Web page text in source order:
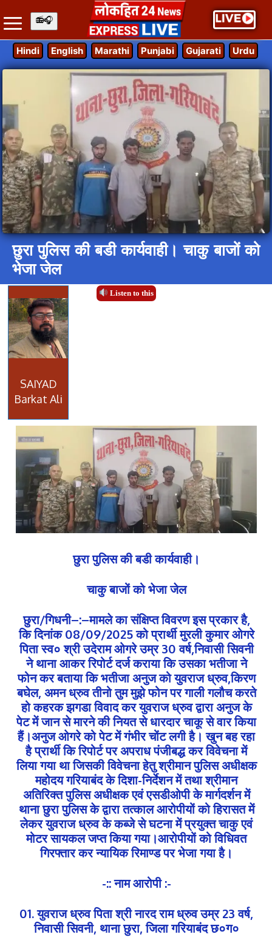
Hindi English Marathi Punjabi Gujarati Urdu
छुरा पुलिस की बडी कार्यवाही। चाकु बाजों को
भेजा जेल
Listen to this
SAIYAD
Barkat Ali
छुरा पुलिस की बडी कार्यवाही।
चाकु बाजों को भेजा जेल
छुरा/गिधनी–:–मामले का संक्षिप्त विवरण इस प्रकार है,
कि दिनांक 08/09/2025 को प्रार्थी मुरली कुमार ओगरे
पिता स्व० श्री उदेराम ओगरे उम्र 30 वर्ष,निवासी सिवनी
ने थाना आकर रिपोर्ट दर्ज कराया कि उसका भतीजा ने
फोन कर बताया कि भतीजा अनुज को युवराज ध्रुव,किरण
बघेल, अमन ध्रुव तीनो तुम मुझे फोन पर गाली गलौच करते
हो कहरक झगडा विवाद कर युवराज ध्रुव द्वारा अनुज के
पेट में जान से मारने की नियत से धारदार चाकू से वार किया
हैं।अनुज ओगरे को पेट में गंभीर चोंट लगी है। खुन बह रहा
है प्रार्थी कि रिपोर्ट पर अपराध पंजीबद्ध कर विवेचना में
लिया गया था जिसकी विवेचना हेतु श्रीमान पुलिस अधीक्षक
महोदय गरियाबंद के दिशा-निर्देशन में तथा श्रीमान
अतिरिक्त पुलिस अधीक्षक एवं एसडीओपी के मार्गदर्शन में
थाना छुरा पुलिस के द्वारा तत्काल आरोपीयों को हिरासत में
लेकर युवराज ध्रुव के कब्जे से घटना में प्रयुक्त चाकु एवं
मोटर सायकल जप्त किया गया।आरोपीयों को विधिवत
गिरफ्तार कर न्यायिक रिमाण्ड पर भेजा गया है।
-:: नाम आरोपी :-
01. युवराज ध्रुव पिता श्री नारद राम ध्रुव उम्र 23 वर्ष,
निवासी सिवनी, थाना छुरा, जिला गरियाबंद छ०ग०